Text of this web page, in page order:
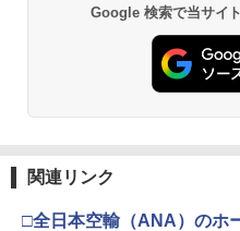
Google 検索で当サイ
関連リンク
□全日本空輸（ANA）のホ